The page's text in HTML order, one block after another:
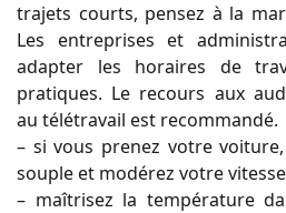
trajets courts, pensez à la
Les entreprises et
adapter les horaires de
pratiques. Le recours aux
au télétravail est recommandé.
– si vous prenez votre
souple et modérez votre
– maîtrisez la température